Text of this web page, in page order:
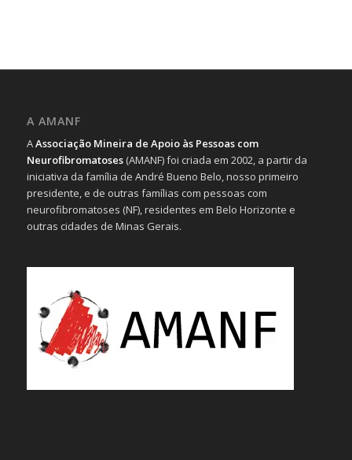
A AMANF
AAssociação Mineira de Apoio às Pessoas com
Neurofibromatoses(AMANF) foi criada em 2002, a partir da
iniciativa da família de André Bueno Belo, nosso primeiro
presidente, e de outras famílias com pessoas com
neurofibromatoses (NF), residentes em Belo Horizonte e
outras cidades de Minas Gerais.